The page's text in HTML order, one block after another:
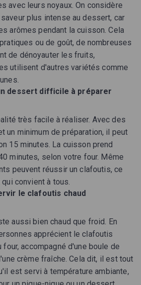
avec leurs noyaux. On considère
plus intense au dessert, car
arômes pendant la cuisson. Cela
ou de goût, de nombreuses
de dénoyauter les fruits,
utilisent d'autres variétés comme
dessert difficile à préparer
très facile à réaliser. Avec des
un minimum de préparation, il peut
15 minutes. La cuisson prend
minutes, selon votre four. Même
peuvent réussir un clafoutis, ce
convient à tous.
le clafoutis chaud
aussi bien chaud que froid. En
apprécient le clafoutis
accompagné d'une boule de
crème fraîche. Cela dit, il est tout
est servi à température ambiante,